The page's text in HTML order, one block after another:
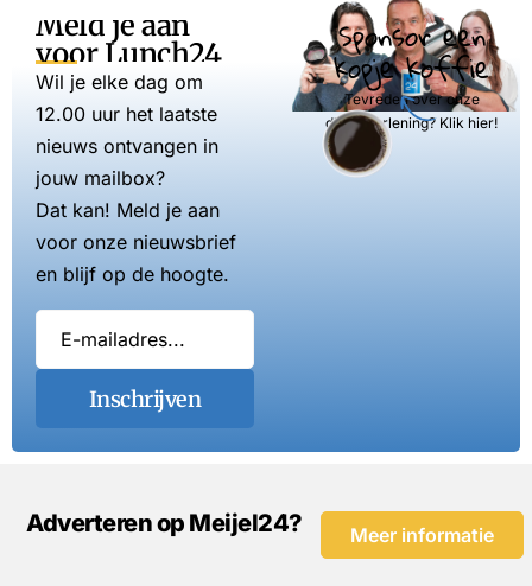
Meld je aan
voor Lunch24
Wil je elke dag om
12.00 uur het laatste
nieuws ontvangen in
jouw mailbox?
Dat kan! Meld je aan
voor onze nieuwsbrief
en blijf op de hoogte.
Inschrijven
Sponsor een
kopje koffie
Tevreden over onze
dienstverlening? Klik hier!
Adverteren op Meijel24? Meer informatie